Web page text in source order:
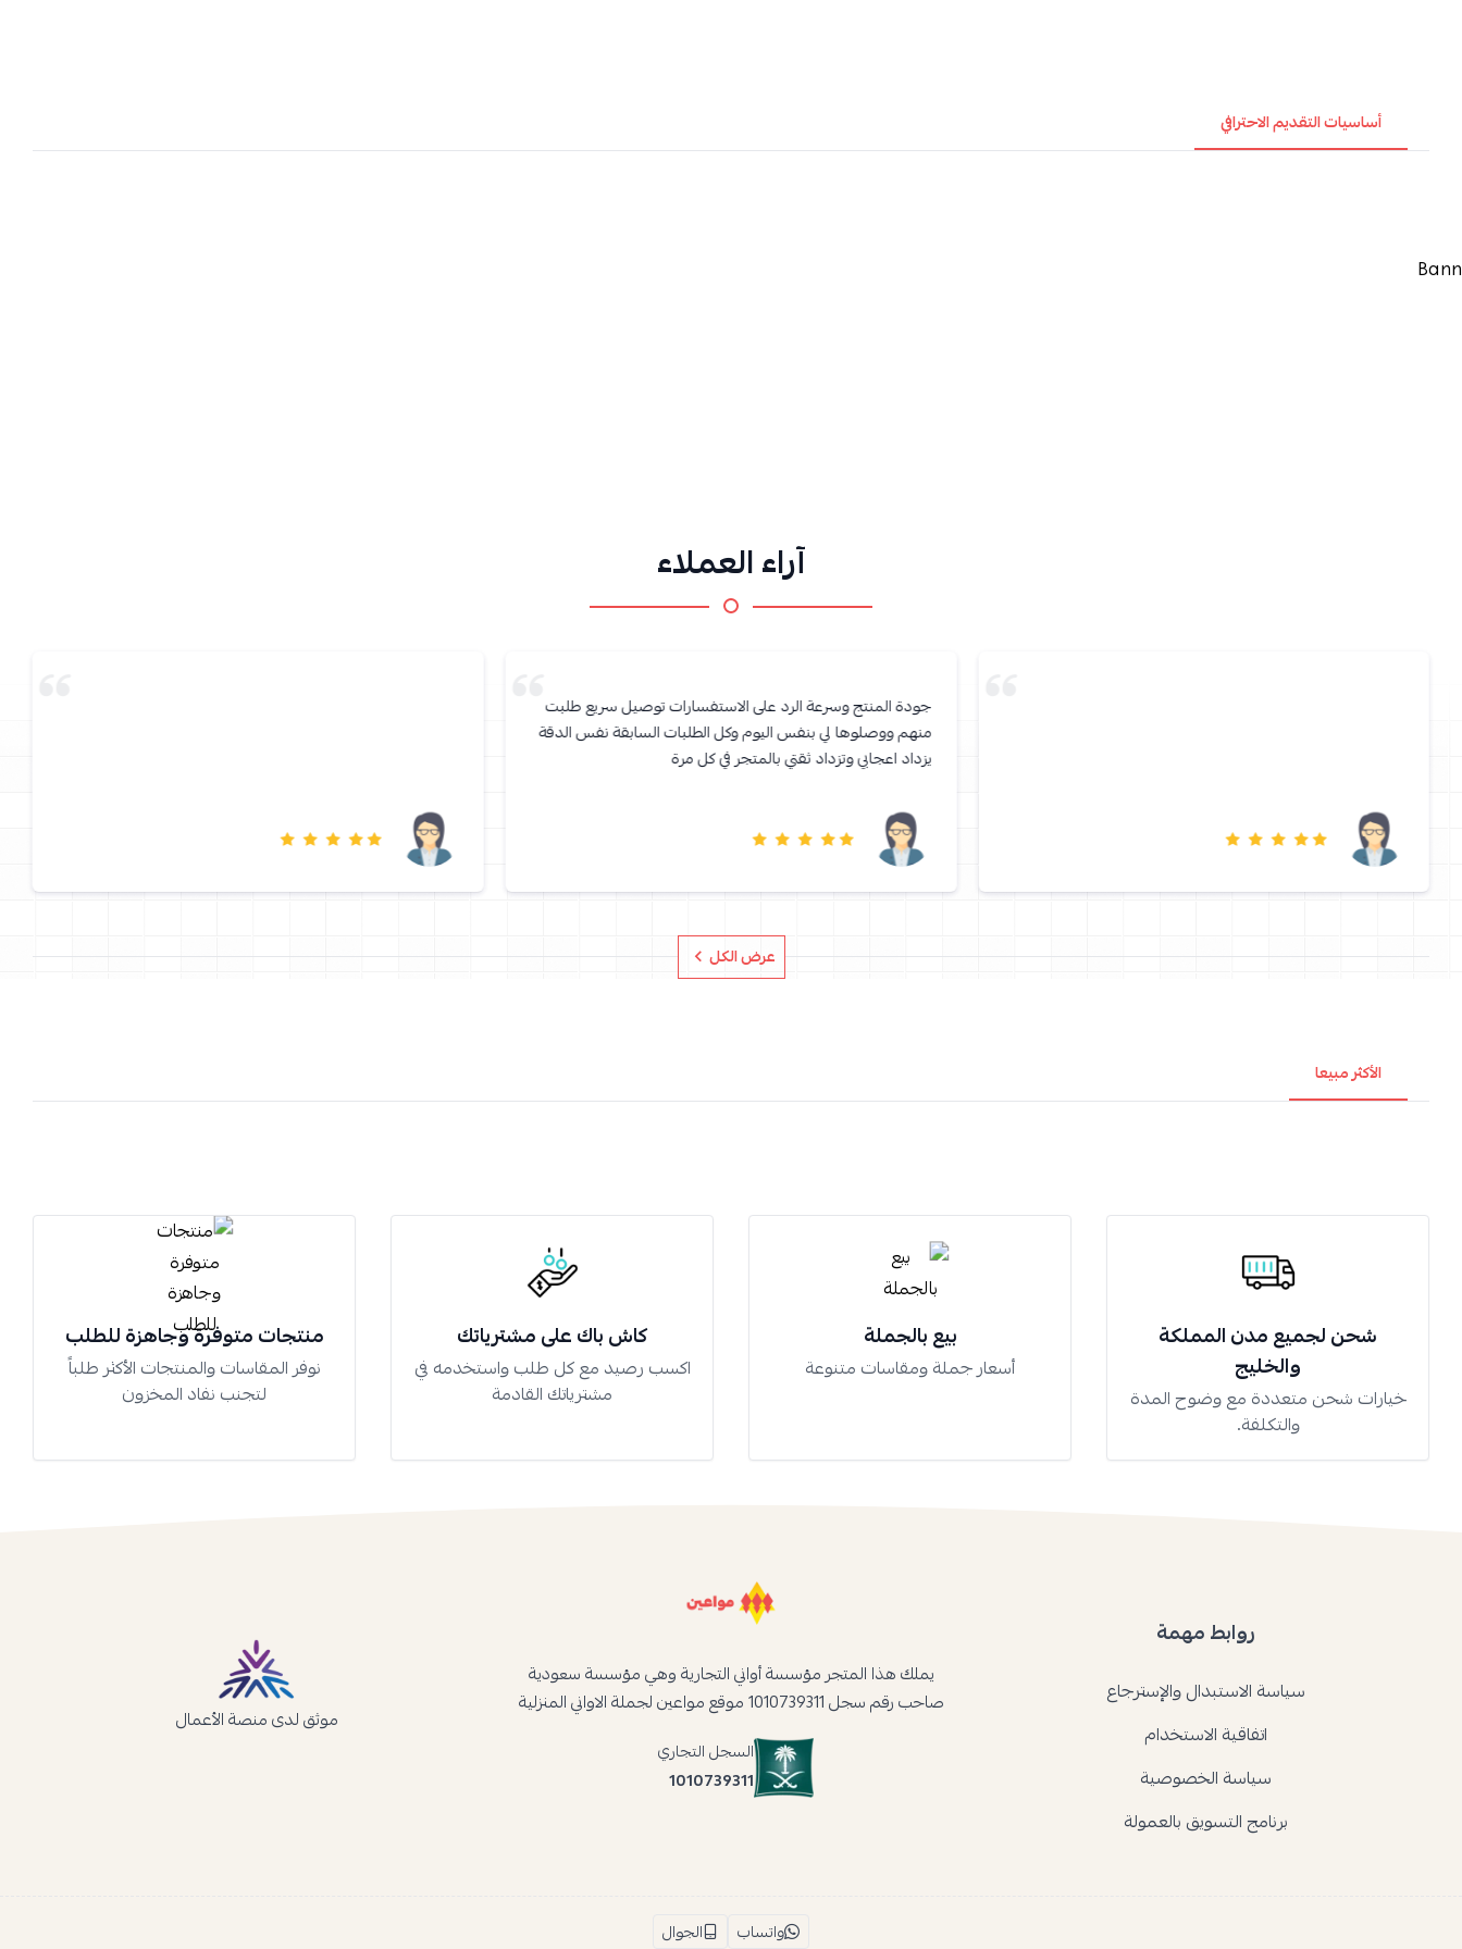
أساسيات التقديم الاحترافي
آراء العملاء
جودة المنتج وسرعة الرد على الاستفسارات توصيل سريع طلبت
منهم ووصلوها لي بنفس اليوم وكل الطلبات السابقة نفس الدقة
يزداد اعجابي وتزداد ثقتي بالمتجر في كل مرة
عرض الكل
الأكثر مبيعا
شحن لجميع مدن المملكة
والخليج
خيارات شحن متعددة مع وضوح المدة
والتكلفة.
بيع بالجملة
أسعار جملة ومقاسات متنوعة
كاش باك على مشترياتك
اكسب رصيد مع كل طلب واستخدمه في
مشترياتك القادمة
منتجات متوفرة وجاهزة للطلب
نوفر المقاسات والمنتجات الأكثر طلباً
لتجنب نفاد المخزون
روابط مهمة
سياسة الاستبدال والإسترجاع
اتفاقية الاستخدام
سياسة الخصوصية
برنامج التسويق بالعمولة
يملك هذا المتجر مؤسسة أواني التجارية وهي مؤسسة سعودية
صاحب رقم سجل 1010739311 موقع مواعين لجملة الاواني المنزلية
السجل التجاري
1010739311
موثق لدى منصة الأعمال
واتساب الجوال